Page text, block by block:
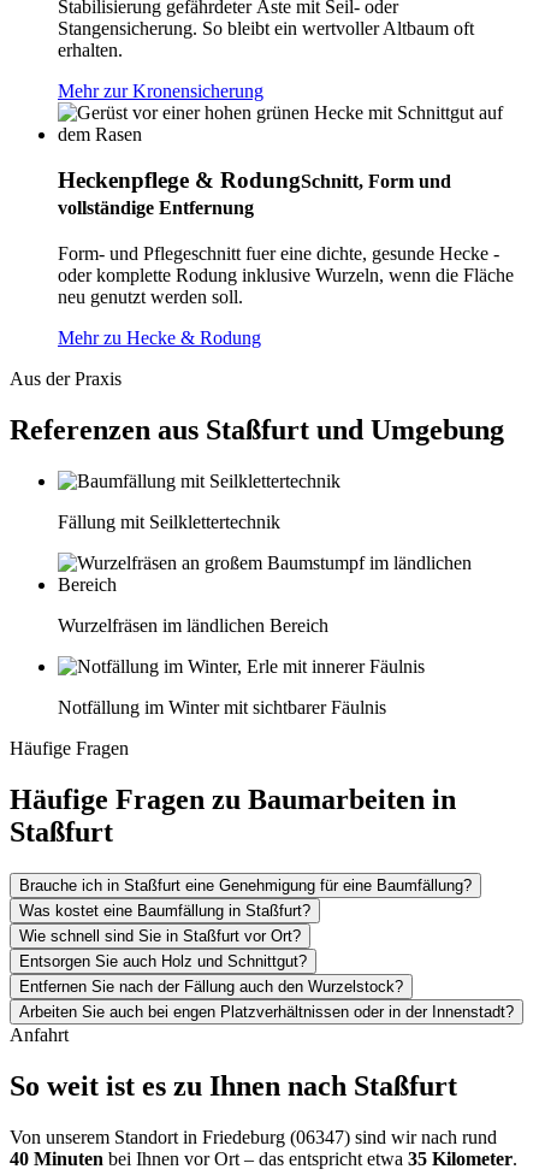
Stabilisierung gefährdeter Äste mit Seil- oder
Stangensicherung. So bleibt ein wertvoller Altbaum oft
erhalten.
Mehr zur Kronensicherung
Heckenpflege & RodungSchnitt, Form und
vollständige Entfernung
Form- und Pflegeschnitt fuer eine dichte, gesunde Hecke -
oder komplette Rodung inklusive Wurzeln, wenn die Fläche
neu genutzt werden soll.
Mehr zu Hecke & Rodung
Aus der Praxis
Referenzen aus Staßfurt und Umgebung
Fällung mit Seilklettertechnik
Wurzelfräsen im ländlichen Bereich
Notfällung im Winter mit sichtbarer Fäulnis
Häufige Fragen
Häufige Fragen zu Baumarbeiten in
Staßfurt
Brauche ich in Staßfurt eine Genehmigung für eine Baumfällung?
Was kostet eine Baumfällung in Staßfurt?
Wie schnell sind Sie in Staßfurt vor Ort?
Entsorgen Sie auch Holz und Schnittgut?
Entfernen Sie nach der Fällung auch den Wurzelstock?
Arbeiten Sie auch bei engen Platzverhältnissen oder in der Innenstadt?
Anfahrt
So weit ist es zu Ihnen nach Staßfurt
Von unserem Standort in Friedeburg (06347) sind wir nach rund
40 Minuten bei Ihnen vor Ort – das entspricht etwa 35 Kilometer.